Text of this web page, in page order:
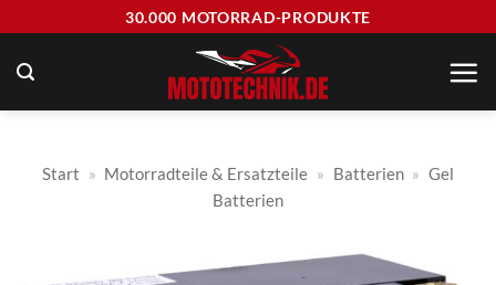
springen
30.000 MOTORRAD-PRODUKTE
Start » Motorradteile & Ersatzteile » Batterien » Gel
Batterien